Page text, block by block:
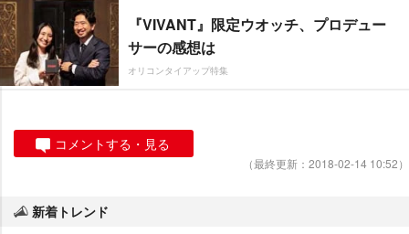
『VIVANT』限定ウオッチ、プロデュー
サーの感想は
オリコンタイアップ特集
コメントする・見る
（最終更新：2018-02-14 10:52）
新着トレンド